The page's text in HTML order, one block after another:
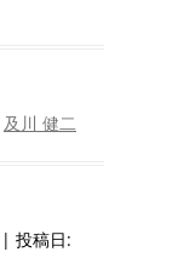
及川 健二
| 投稿日: